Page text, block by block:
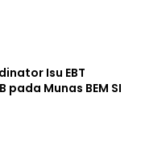
Isu EBT
pada Munas BEM SI